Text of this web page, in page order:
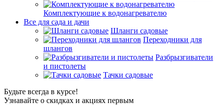
Комплектующие к водонагревателю
Все для сада и дачи
Шланги садовые
Переходники для
шлангов
Разбрызгиватели
и пистолеты
Тачки садовые
Будьте всегда в курсе!
Узнавайте о скидках и акциях первым